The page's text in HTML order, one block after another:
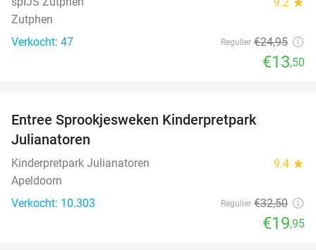
Zutphen
Verkocht: 47
Regulier €24,95
€13,50
Entree Sprookjesweken Kinderpretpark
Julianatoren
Kinderpretpark Julianatoren 9.4 star
Apeldoorn
Verkocht: 10.303
Regulier €32,50
€19,95